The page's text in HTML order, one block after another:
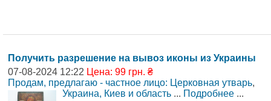
Получить разрешение на вывоз иконы из Украины
07-08-2024 12:22 Цена: 99 грн. ₴
Продам, предлагаю - частное лицо: Церковная утварь,
Украина, Киев и область ... Подробнее ...